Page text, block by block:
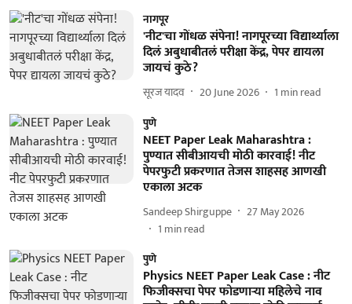
नागपूर
'नीट'चा गोंधळ संपेना! नागपूरच्या विद्यार्थ्याला
दिलं अबुधाबीतलं परीक्षा केंद्र, पेपर द्यायला
जायचं कुठे?
सूरज यादव 20 June 2026 1 min read
पुणे
NEET Paper Leak Maharashtra :
पुण्यात सीबीआयची मोठी कारवाई! नीट
पेपरफुटी प्रकरणात तेजस शाहसह आणखी
एकाला अटक
Sandeep Shirguppe
27 May 2026
1 min read
पुणे
Physics NEET Paper Leak Case : नीट
फिजीक्सचा पेपर फोडणाऱ्या महिलेचे नाव